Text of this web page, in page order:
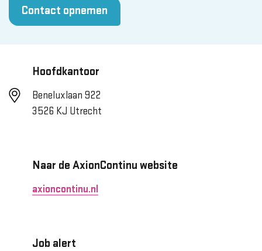
Contact opnemen
Hoofdkantoor
Beneluxlaan 922
3526 KJ Utrecht
Naar de AxionContinu website
axioncontinu.nl
Job alert